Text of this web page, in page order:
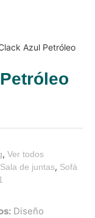
Azul Petróleo
, Ver todos
Sala de juntas, Sofá
Diseño